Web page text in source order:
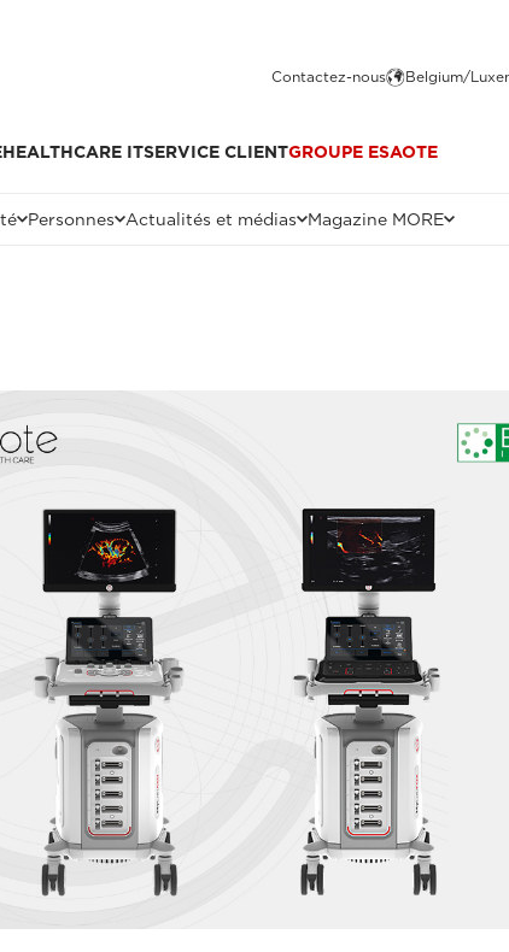
Contactez-nous Belgium/
HEALTHCARE ITSERVICE CLIENTGROUPE ESAOTE
Personnes Actualités et médias Magazine MORE